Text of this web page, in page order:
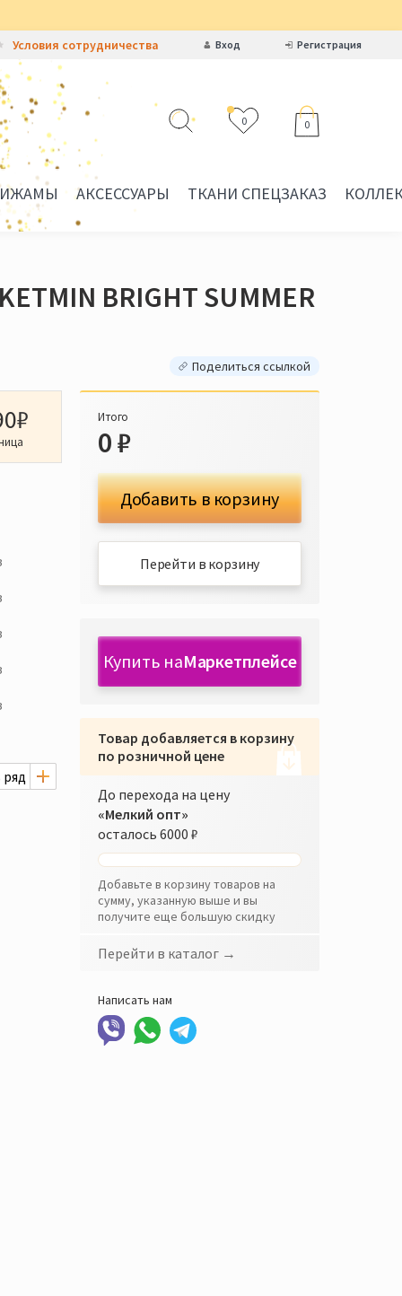
Условия сотрудничества Вход Регистрация
0 0
АКСЕССУАРЫ ТКАНИ СПЕЦЗАКАЗ
BRIGHT SUMMER
Поделиться ссылкой
Итого
0₽
Добавить в корзину
Перейти в корзину
Купить наМаркетплейсе
Товар добавляется в корзину
по розничной цене
До перехода на цену
«Мелкий опт»
осталось6000 ₽
Добавьте в корзину товаров на
сумму, указанную выше и вы
получите еще большую скидку
Перейти в каталог →
Написать нам